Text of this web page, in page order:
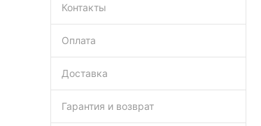
Контакты
Оплата
Доставка
Гарантия и возврат